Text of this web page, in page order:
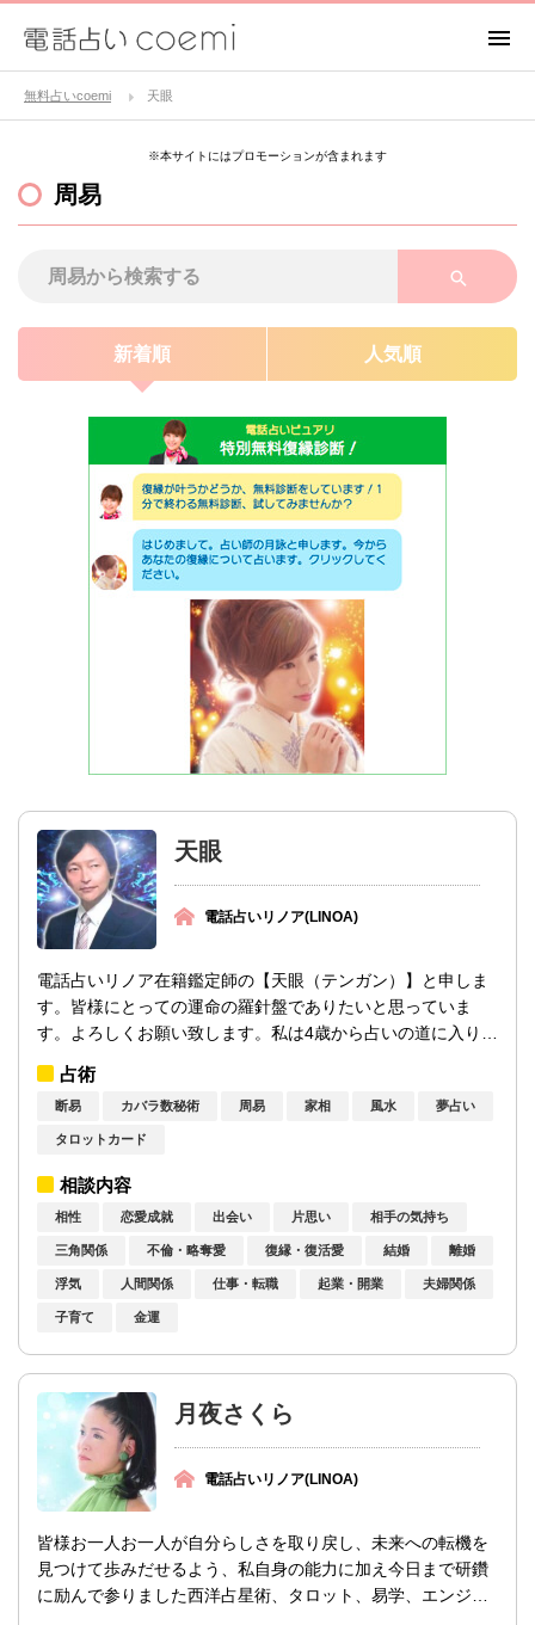
無料占いcoemi 天眼
※本サイトにはプロモーションが含まれます
周易
新着順 人気順
天眼
電話占いリノア(LINOA)
電話占いリノア在籍鑑定師の【天眼（テンガン）】と申しま
す。皆様にとっての運命の羅針盤でありたいと思っていま
す。よろしくお願い致します。私は4歳から占いの道に入り、
占術
断易 カバラ数秘術 周易 家相 風水 夢占い
タロットカード
相談内容
相性 恋愛成就 出会い 片思い 相手の気持ち
三角関係 不倫・略奪愛 復縁・復活愛 結婚 離婚
浮気 人間関係 仕事・転職 起業・開業 夫婦関係
子育て 金運
月夜さくら
電話占いリノア(LINOA)
皆様お一人お一人が自分らしさを取り戻し、未来への転機を
見つけて歩みだせるよう、私自身の能力に加え今日まで研鑽
に励んで参りました西洋占星術、タロット、易学、エンジェ